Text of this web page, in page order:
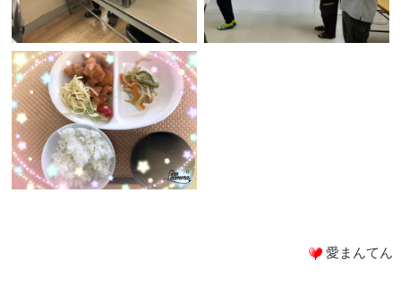
愛まんてん